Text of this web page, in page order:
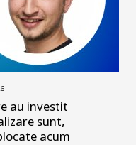
au investit
sunt,
acum